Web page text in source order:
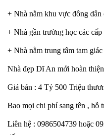
+ Nhà nằm khu vực đông dân
+ Nhà gần trường học các cấp
+ Nhà nằm trung tâm tam
Nhà đẹp Dĩ An mới hoàn
Giá bán : 4 Tỷ 500 Triệu
Bao mọi chi phí sang tên , hỗ
Liên hệ : 0986504739 hoặc